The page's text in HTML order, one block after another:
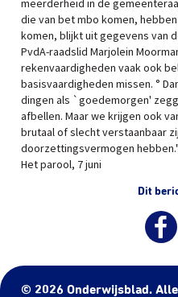
meerderheid in de
die van bet mbo komen,
komen, blijkt uit gegevens van
PvdA-raadslid Marjolein
rekenvaardigheden vaak ook
basisvaardigheden missen. °
dingen als `goedemorgen'
afbellen. Maar we krijgen ook
brutaal of slecht verstaanbaar
doorzettingsvermogen hebben."
Het parool, 7 juni
Dit
© 2026 Onderwijsblad.